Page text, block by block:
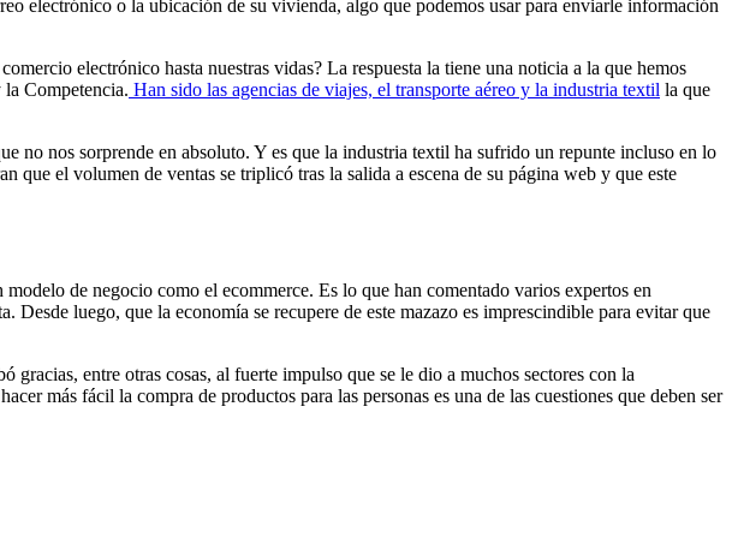
electrónico o la ubicación de su vivienda, algo que podemos usar para enviarle información
electrónico hasta nuestras vidas? La respuesta la tiene una noticia a la que hemos
Competencia. Han sido las agencias de viajes, el transporte aéreo y la industria textil la que
no nos sorprende en absoluto. Y es que la industria textil ha sufrido un repunte incluso en lo
que el volumen de ventas se triplicó tras la salida a escena de su página web y que este
de negocio como el ecommerce. Es lo que han comentado varios expertos en
luego, que la economía se recupere de este mazazo es imprescindible para evitar que
entre otras cosas, al fuerte impulso que se le dio a muchos sectores con la
más fácil la compra de productos para las personas es una de las cuestiones que deben ser